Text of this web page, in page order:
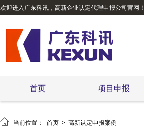
欢迎进入广东科讯，高新企业认定代理申报公司官网！
首页 项目申报
 当前位置： 首页 > 高新认定申报案例